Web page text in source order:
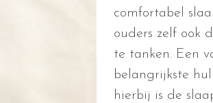
comfortabel
ouders zelf ook
te tanken. Een
belangrijkste
hierbij is de